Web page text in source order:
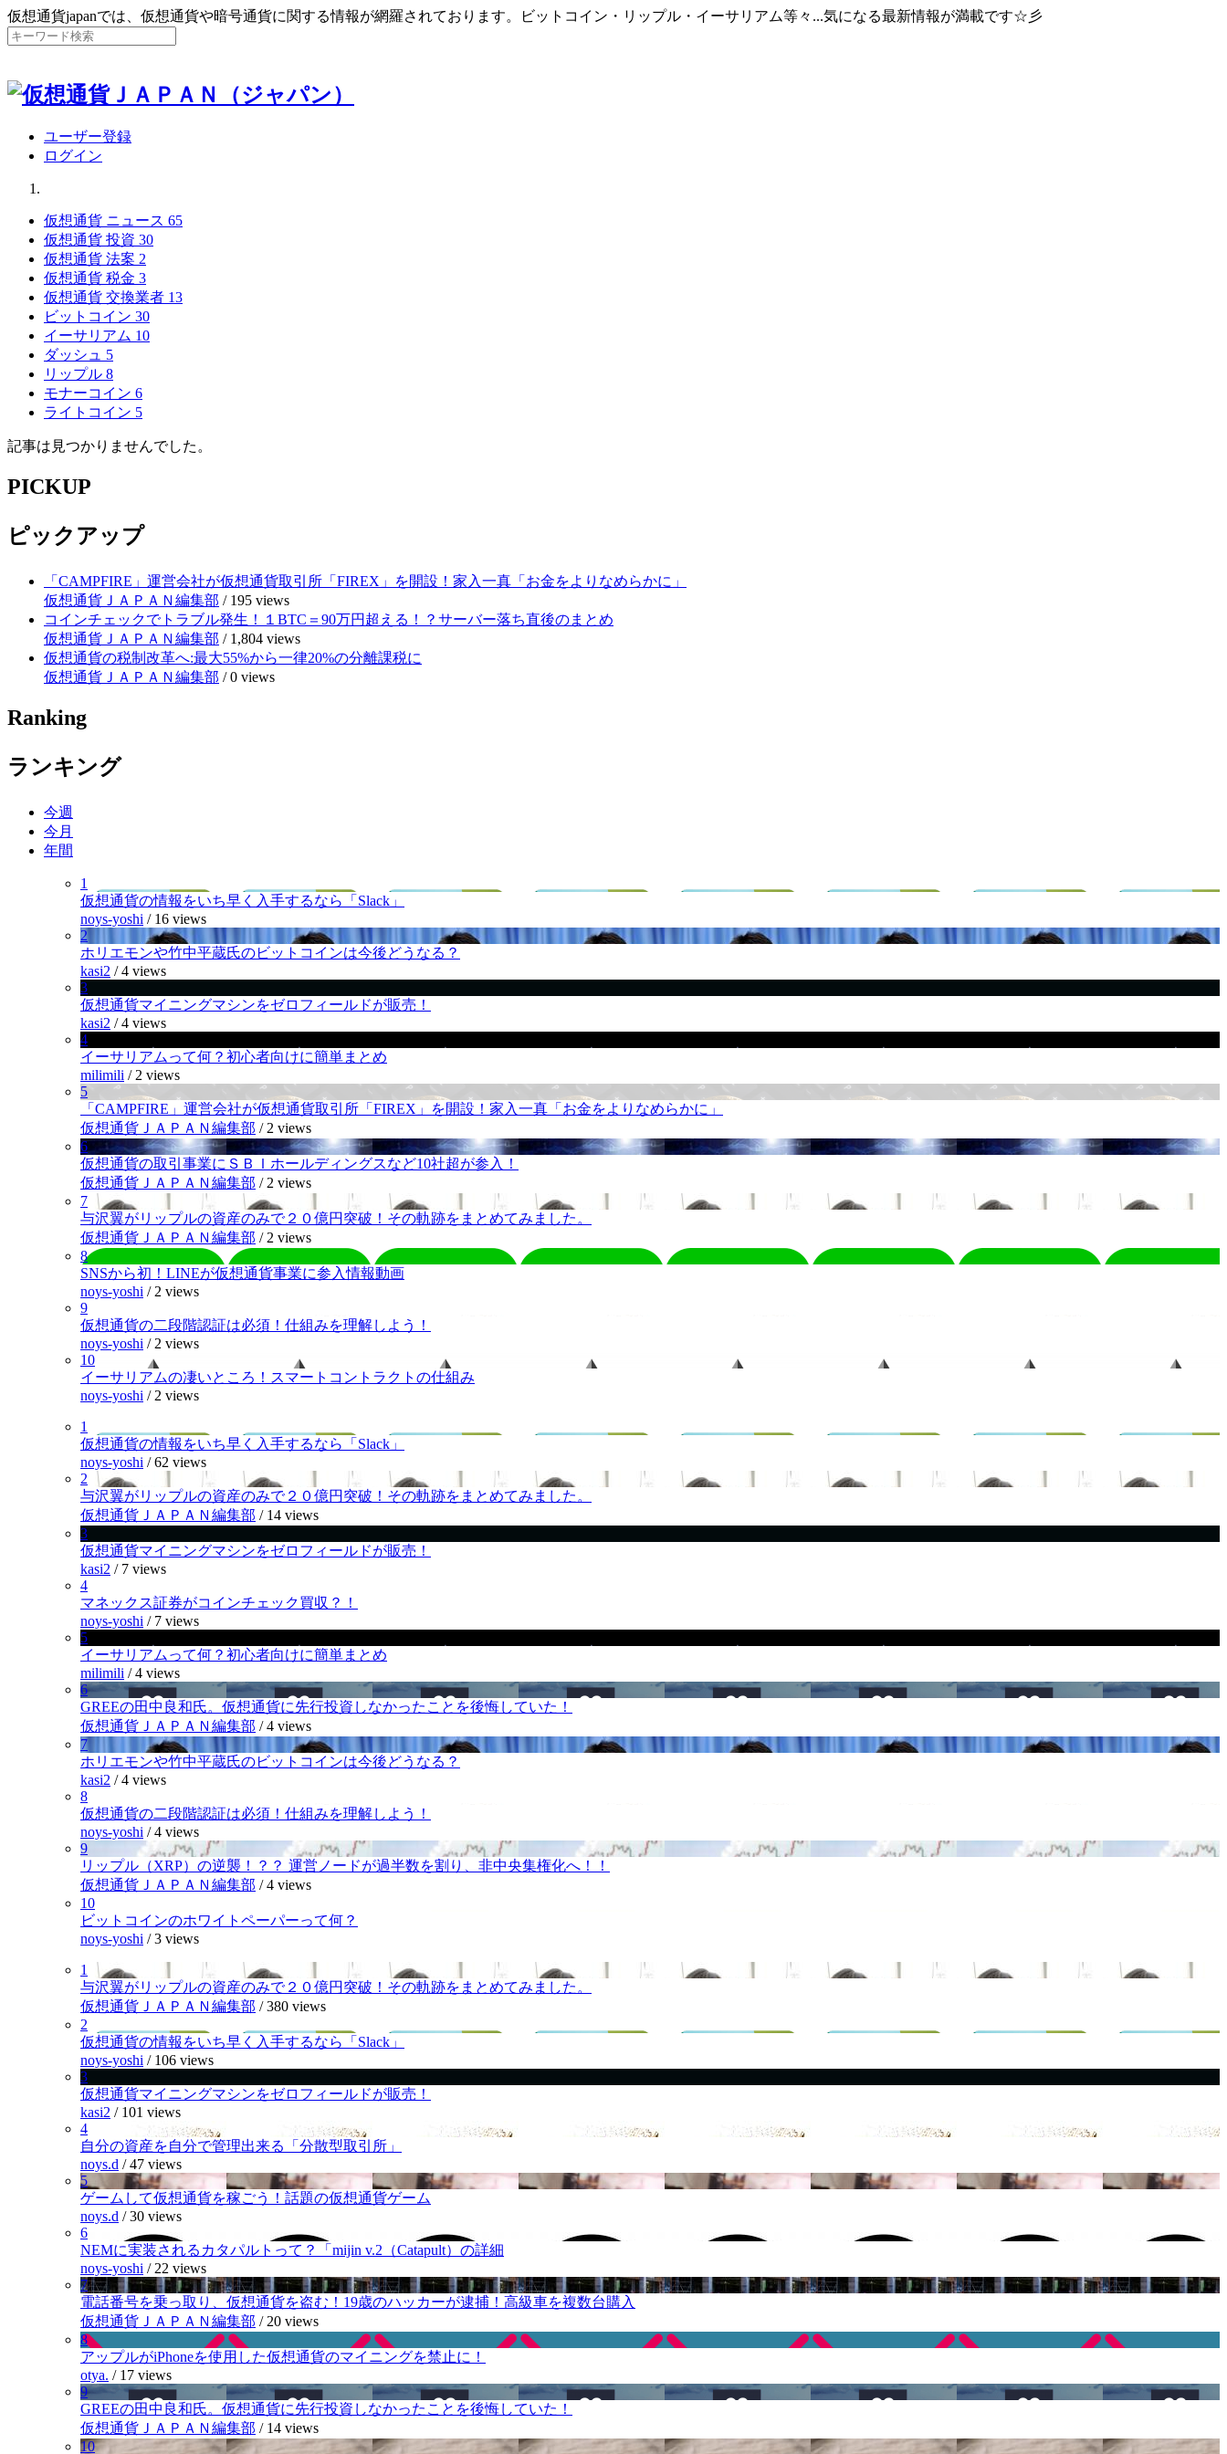
仮想通貨japanでは、仮想通貨や暗号通貨に関する情報が網羅されております。ビットコイン・リップル・イーサリアム等々...気になる最新情報が満載です☆彡
ユーザー登録
ログイン
仮想通貨 ニュース 65
仮想通貨 投資 30
仮想通貨 法案 2
仮想通貨 税金 3
仮想通貨 交換業者 13
ビットコイン 30
イーサリアム 10
ダッシュ 5
リップル 8
モナーコイン 6
ライトコイン 5
記事は見つかりませんでした。
PICKUP
ピックアップ
「CAMPFIRE」運営会社が仮想通貨取引所「FIREX」を開設！家入一真「お金をよりなめらかに」
仮想通貨ＪＡＰＡＮ編集部 / 195 views
コインチェックでトラブル発生！１BTC＝90万円超える！？サーバー落ち直後のまとめ
仮想通貨ＪＡＰＡＮ編集部 / 1,804 views
仮想通貨の税制改革へ:最大55%から一律20%の分離課税に
仮想通貨ＪＡＰＡＮ編集部 /0 views
Ranking
ランキング
今週
今月
年間
1
仮想通貨の情報をいち早く入手するなら「Slack」
noys-yoshi / 16 views
2
ホリエモンや竹中平蔵氏のビットコインは今後どうなる？
kasi2 /4 views
3
仮想通貨マイニングマシンをゼロフィールドが販売！
kasi2 /4 views
4
イーサリアムって何？初心者向けに簡単まとめ
milimili / 2 views
5
「CAMPFIRE」運営会社が仮想通貨取引所「FIREX」を開設！家入一真「お金をよりなめらかに」
仮想通貨ＪＡＰＡＮ編集部 / 2 views
6
仮想通貨の取引事業にＳＢＩホールディングスなど10社超が参入！
仮想通貨ＪＡＰＡＮ編集部 / 2 views
7
与沢翼がリップルの資産のみで２０億円突破！その軌跡をまとめてみました。
仮想通貨ＪＡＰＡＮ編集部 / 2 views
8
SNSから初！LINEが仮想通貨事業に参入情報動画
noys-yoshi / 2 views
9
仮想通貨の二段階認証は必須！仕組みを理解しよう！
noys-yoshi / 2 views
10
イーサリアムの凄いところ！スマートコントラクトの仕組み
noys-yoshi / 2 views
1
仮想通貨の情報をいち早く入手するなら「Slack」
noys-yoshi /62 views
2
与沢翼がリップルの資産のみで２０億円突破！その軌跡をまとめてみました。
仮想通貨ＪＡＰＡＮ編集部 / 14 views
3
仮想通貨マイニングマシンをゼロフィールドが販売！
kasi2 / 7 views
4
マネックス証券がコインチェック買収？！
noys-yoshi / 7 views
5
イーサリアムって何？初心者向けに簡単まとめ
milimili /4 views
6
GREEの田中良和氏。仮想通貨に先行投資しなかったことを後悔していた！
仮想通貨ＪＡＰＡＮ編集部 /4 views
7
ホリエモンや竹中平蔵氏のビットコインは今後どうなる？
kasi2 /4 views
8
仮想通貨の二段階認証は必須！仕組みを理解しよう！
noys-yoshi /4 views
9
リップル（XRP）の逆襲！？？ 運営ノードが過半数を割り、非中央集権化へ！！
仮想通貨ＪＡＰＡＮ編集部 /4 views
10
ビットコインのホワイトペーパーって何？
noys-yoshi /3 views
1
与沢翼がリップルの資産のみで２０億円突破！その軌跡をまとめてみました。
仮想通貨ＪＡＰＡＮ編集部 /380 views
2
仮想通貨の情報をいち早く入手するなら「Slack」
noys-yoshi / 106 views
3
仮想通貨マイニングマシンをゼロフィールドが販売！
kasi2 / 101 views
4
自分の資産を自分で管理出来る「分散型取引所」
noys.d /47 views
5
ゲームして仮想通貨を稼ごう！話題の仮想通貨ゲーム
noys.d /30 views
6
NEMに実装されるカタパルトって？「mijin v.2（Catapult）の詳細
noys-yoshi / 22 views
7
電話番号を乗っ取り、仮想通貨を盗む！19歳のハッカーが逮捕！高級車を複数台購入
仮想通貨ＪＡＰＡＮ編集部 / 20 views
8
アップルがiPhoneを使用した仮想通貨のマイニングを禁止に！
otya. / 17 views
9
GREEの田中良和氏。仮想通貨に先行投資しなかったことを後悔していた！
仮想通貨ＪＡＰＡＮ編集部 / 14 views
10